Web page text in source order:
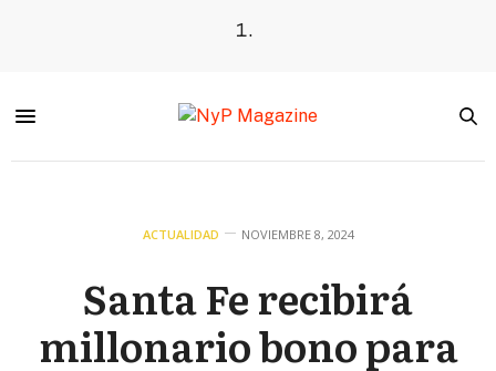
ACTUALIDAD NOVIEMBRE 8, 2024
Santa Fe recibirá
millonario bono para